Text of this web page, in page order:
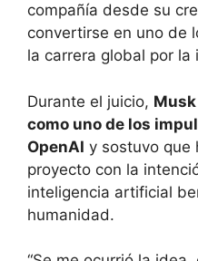
compañía desde su
convertirse en uno de
la carrera global por
Durante el juicio,
como uno de los
OpenAI y sostuvo que
proyecto con la
inteligencia artificial
humanidad.